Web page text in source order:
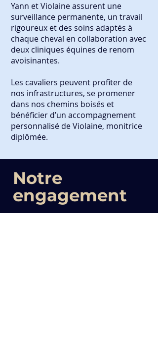
Yann et Violaine assurent une
surveillance permanente, un travail
rigoureux et des soins adaptés à
chaque cheval en collaboration avec
deux cliniques équines de renom
avoisinantes.
Les cavaliers peuvent profiter de
nos infrastructures, se promener
dans nos chemins boisés et
bénéficier d’un accompagnement
personnalisé de Violaine, monitrice
diplômée.
Notre
engagement